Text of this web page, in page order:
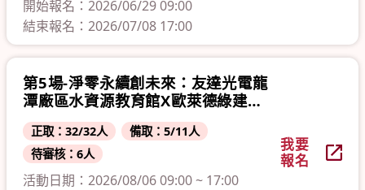
開始報名：2026/06/29 09:00
結束報名：2026/07/08 17:00
第5場-淨零永續創未來：友達光電龍
潭廠區水資源教育館X歐萊德綠建築
總部
正取：32/32人
備取：5/11人
待審核：6人
活動日期：2026/08/06 09:00 ~ 17:00
我要
報名